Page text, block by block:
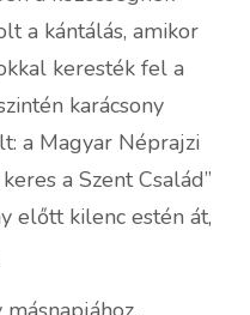
a kántálás, amikor
keresték fel a
karácsony
a Magyar Néprajzi
a Szent Család”
előtt kilenc estén át,